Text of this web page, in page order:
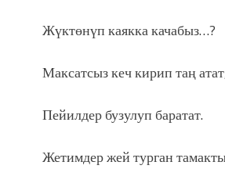
Жүктөнүп каякка качабыз…?
Максатсыз кеч кирип таң
Пейилдер бузулуп баратат.
Жетимдер жей турган